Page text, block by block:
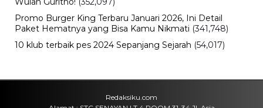
Indonesia
Minggu, 9 Agu 2026 - 14:42 WIB
Baru 2 Tahun Berdiri, Startup Chip AI
POPULER